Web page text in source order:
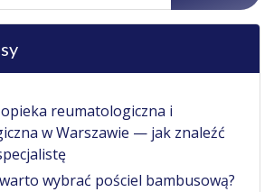
reumatologiczna i
w Warszawie — jak znaleźć
wybrać pościel bambusową?